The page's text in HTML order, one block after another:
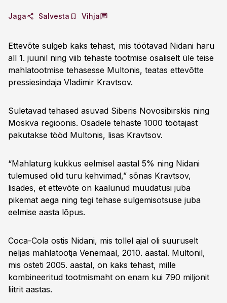
Jaga Salvesta Vihja
Ettevõte sulgeb kaks tehast, mis töötavad Nidani haru
all 1. juunil ning viib tehaste tootmise osaliselt üle teise
mahlatootmise tehasesse Multonis, teatas ettevõtte
pressiesindaja Vladimir Kravtsov.
Suletavad tehased asuvad Siberis Novosibirskis ning
Moskva regioonis. Osadele tehaste 1000 töötajast
pakutakse tööd Multonis, lisas Kravtsov.
“Mahlaturg kukkus eelmisel aastal 5% ning Nidani
tulemused olid turu kehvimad,” sõnas Kravtsov,
lisades, et ettevõte on kaalunud muudatusi juba
pikemat aega ning tegi tehase sulgemisotsuse juba
eelmise aasta lõpus.
Coca-Cola ostis Nidani, mis tollel ajal oli suuruselt
neljas mahlatootja Venemaal, 2010. aastal. Multonil,
mis osteti 2005. aastal, on kaks tehast, mille
kombineeritud tootmismaht on enam kui 790 miljonit
liitrit aastas.